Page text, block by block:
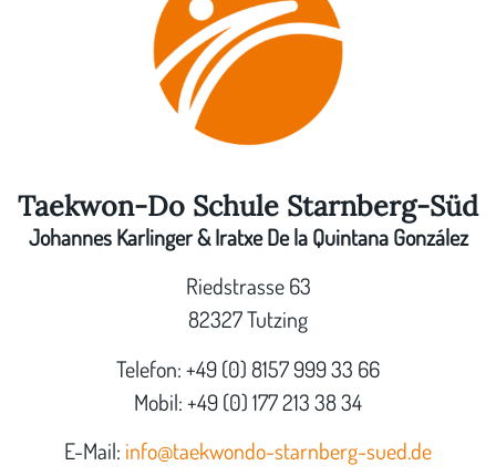
Taekwon-Do Schule Starnberg-Süd
Johannes Karlinger & Iratxe De la Quintana González
Riedstrasse 63
82327 Tutzing
Telefon: +49 (0) 8157 999 33 66
Mobil: +49 (0) 177 213 38 34
E-Mail: info@taekwondo-starnberg-sued.de